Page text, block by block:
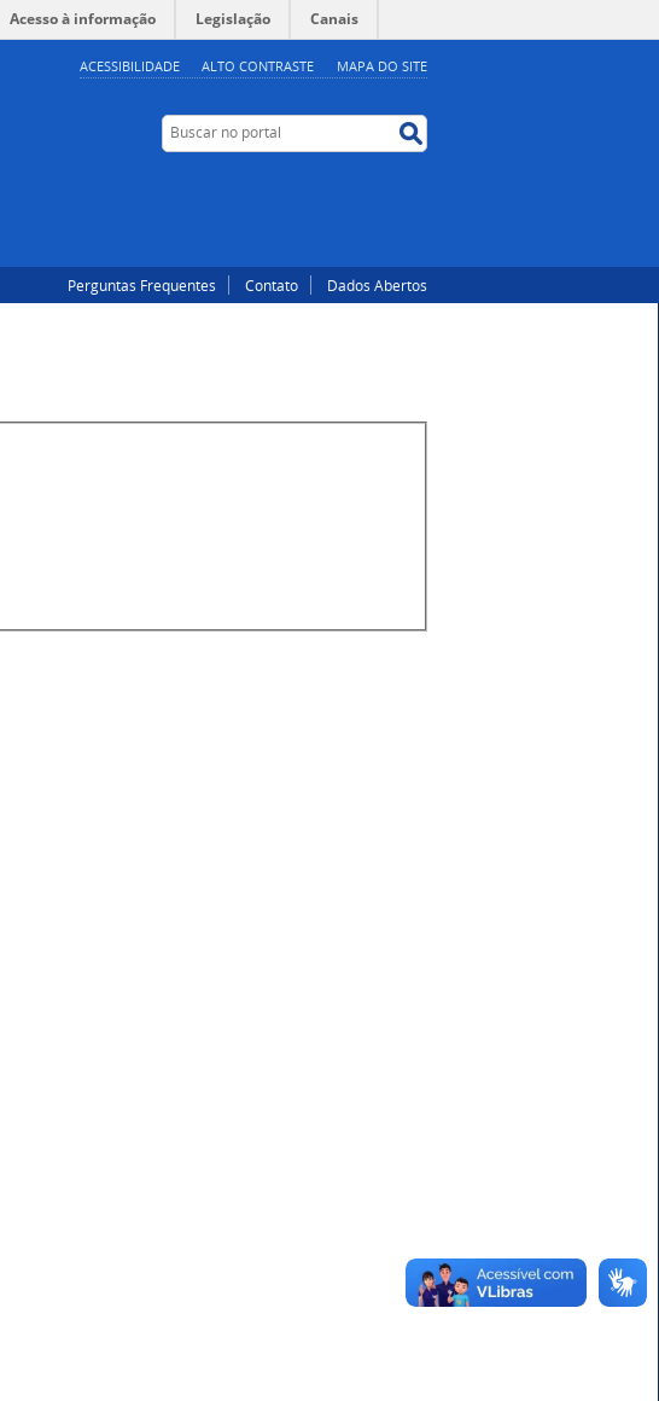
Acesso à informação Legislação Canais
ACESSIBILIDADE ALTO CONTRASTE MAPA DO SITE
portal
Buscar
no
portal
Perguntas Frequentes Contato Dados Abertos